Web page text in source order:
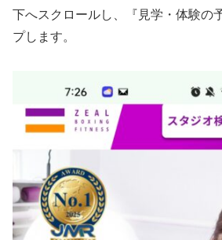
下へスクロールし、『見学・体験の
プします。